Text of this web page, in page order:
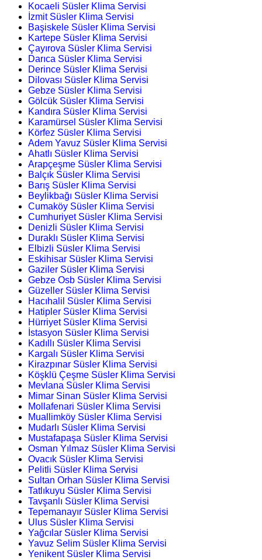
Kocaeli Süsler Klima Servisi
İzmit Süsler Klima Servisi
Başiskele Süsler Klima Servisi
Kartepe Süsler Klima Servisi
Çayırova Süsler Klima Servisi
Darıca Süsler Klima Servisi
Derince Süsler Klima Servisi
Dilovası Süsler Klima Servisi
Gebze Süsler Klima Servisi
Gölcük Süsler Klima Servisi
Kandıra Süsler Klima Servisi
Karamürsel Süsler Klima Servisi
Körfez Süsler Klima Servisi
Adem Yavuz Süsler Klima Servisi
Ahatlı Süsler Klima Servisi
Arapçeşme Süsler Klima Servisi
Balçık Süsler Klima Servisi
Barış Süsler Klima Servisi
Beylikbağı Süsler Klima Servisi
Cumaköy Süsler Klima Servisi
Cumhuriyet Süsler Klima Servisi
Denizli Süsler Klima Servisi
Duraklı Süsler Klima Servisi
Elbizli Süsler Klima Servisi
Eskihisar Süsler Klima Servisi
Gaziler Süsler Klima Servisi
Gebze Osb Süsler Klima Servisi
Güzeller Süsler Klima Servisi
Hacıhalil Süsler Klima Servisi
Hatipler Süsler Klima Servisi
Hürriyet Süsler Klima Servisi
İstasyon Süsler Klima Servisi
Kadıllı Süsler Klima Servisi
Kargalı Süsler Klima Servisi
Kirazpınar Süsler Klima Servisi
Köşklü Çeşme Süsler Klima Servisi
Mevlana Süsler Klima Servisi
Mimar Sinan Süsler Klima Servisi
Mollafenari Süsler Klima Servisi
Muallimköy Süsler Klima Servisi
Mudarlı Süsler Klima Servisi
Mustafapaşa Süsler Klima Servisi
Osman Yılmaz Süsler Klima Servisi
Ovacık Süsler Klima Servisi
Pelitli Süsler Klima Servisi
Sultan Orhan Süsler Klima Servisi
Tatlıkuyu Süsler Klima Servisi
Tavşanlı Süsler Klima Servisi
Tepemanayır Süsler Klima Servisi
Ulus Süsler Klima Servisi
Yağcılar Süsler Klima Servisi
Yavuz Selim Süsler Klima Servisi
Yenikent Süsler Klima Servisi